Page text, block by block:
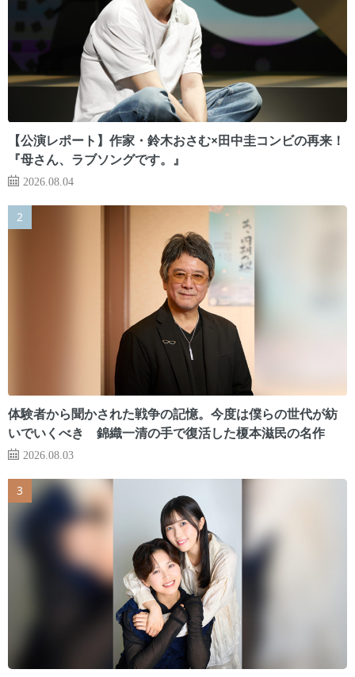
【公演レポート】作家・鈴木おさむ×田中圭コンビの再来！
『母さん、ラブソングです。』
2026.08.04
体験者から聞かされた戦争の記憶。今度は僕らの世代が紡
いでいくべき 錦織一清の手で復活した榎本滋民の名作
2026.08.03